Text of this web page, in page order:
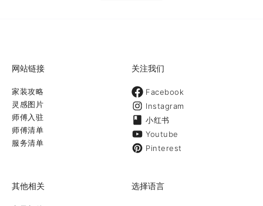
网站链接
家装攻略
灵感图片
师傅入驻
师傅清单
服务清单
关注我们
Facebook
Instagram
小红书
Youtube
Pinterest
其他相关 选择语言